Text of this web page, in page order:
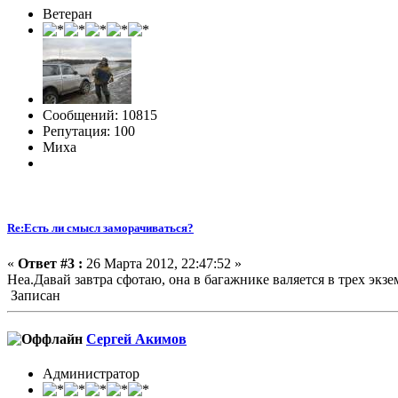
Ветеран
Сообщений: 10815
Репутация: 100
Миха
Re:Есть ли смысл заморачиваться?
« Ответ #3 : 26 Марта 2012, 22:47:52 »
Неа.Давай завтра сфотаю, она в багажнике валяется в трех
Записан
Сергей Акимов
Администратор